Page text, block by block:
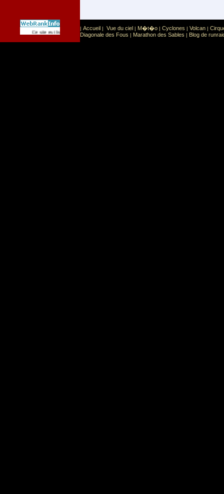
Ce site est list� dans la cat�gorie Sport: Sports extr�mes
| Accueil | Vue du ciel | M�t�o | Cyclones | Volcan |
Diagonale des Fous | Marathon des Sables | Blog de